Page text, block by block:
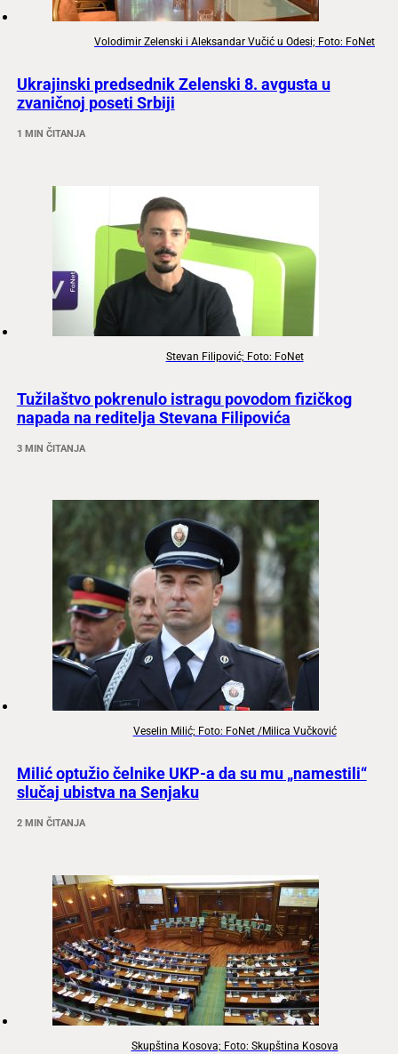
Volodimir Zelenski i Aleksandar Vučić u Odesi; Foto: FoNet
Ukrajinski predsednik Zelenski 8. avgusta u
zvaničnoj poseti Srbiji
1 MIN ČITANJA
Stevan Filipović; Foto: FoNet
Tužilaštvo pokrenulo istragu povodom fizičkog
napada na reditelja Stevana Filipovića
3 MIN ČITANJA
Veselin Milić; Foto: FoNet /Milica Vučković
Milić optužio čelnike UKP-a da su mu „namestili“
slučaj ubistva na Senjaku
2 MIN ČITANJA
Skupština Kosova; Foto: Skupština Kosova